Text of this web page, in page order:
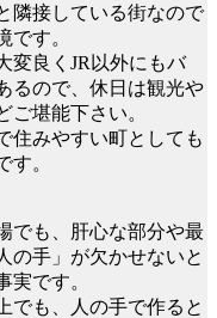
隣接している街なので
です。
変良くJR以外にもバ
るので、休日は観光や
ご堪能下さい。
住みやすい町としても
す。
でも、肝心な部分や最
の手」が欠かせないと
実です。
でも、人の手で作ると